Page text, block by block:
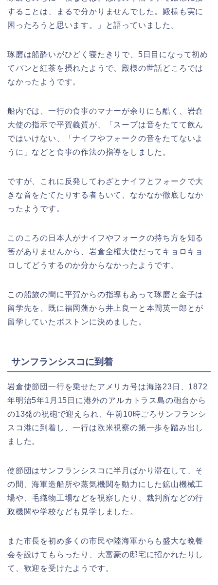
することは、まるで分かりませんでした。殿様も実に
困ったろうと思います。」と語っていました。
琢磨は船酔いがひどく寝たきりで、5日目になって初め
てパンと紅茶を摂れたようで、殿様の世話どころでは
なかったようです。
船内では、一行の食事のマナーが余りにも酷く、岩倉
大使の指示で平賀義質が、「スープは音をたてて飲ん
ではいけない、「ナイフやフォークの音をたてないよ
うに」などと食事の作法の指導をしました。
ですが、これに反発してわざとナイフとフォークで大
きな音をたてたりする者もいて、なかなか徹底しなか
ったようです。
このころの日本人がナイフやフォークの持ち方を知る
筈がありませんから、岩倉全権大使だってキョロキョ
ロしてどうするのか分からなかったようです。
この船旅の間に平賀からの指導もあって琢磨と金子は
留学先を、既に福岡藩から井上良一と本間英一郎とが
留学していたボストンに決めました。
サンフランシスコに到着
岩倉使節団一行を乗せたアメリカ号は海路23日、1872
年明治5年1月15日に港外のアルカトラス島の砲台から
の13発の祝砲で迎えられ、午前10時ごろサンフランシ
スコ港に到着し、一行は欧米視察の第一歩を踏み出し
ました。
使節団はサンフランシスコに半月ばかり滞在して、そ
の間、海軍造船所や蒸気機関を動力にした鉱山機械工
場や、毛織物工場などを視察したり、裁判所などの行
政機関や学校なども見学しました。
また市長を初め多くの市民や陸海軍からも盛大な晩餐
会を設けてもらったり、大富豪の邸宅に招かれたりし
て、歓迎を受けたようです。